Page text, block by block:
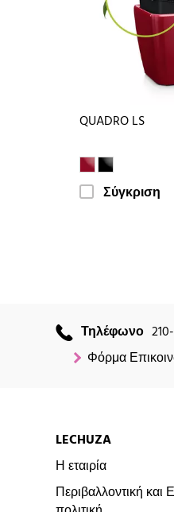
QUADRO LS
Σύγκριση
Τηλέφωνο
Φόρμα
LECHUZA
Η εταιρία
Περιβαλλοντική και